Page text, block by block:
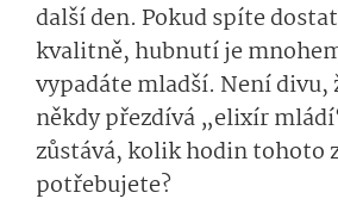
další den. Pokud spíte
kvalitně, hubnutí je
vypadáte mladší. Není divu,
někdy přezdívá „elixír
zůstává, kolik hodin tohoto
potřebujete?